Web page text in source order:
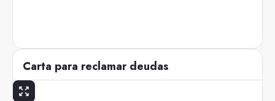
Carta para reclamar deudas